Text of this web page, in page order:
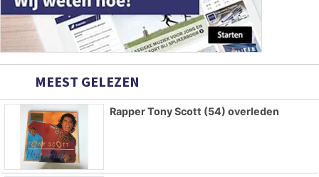
MEEST GELEZEN
Rapper Tony Scott (54) overleden